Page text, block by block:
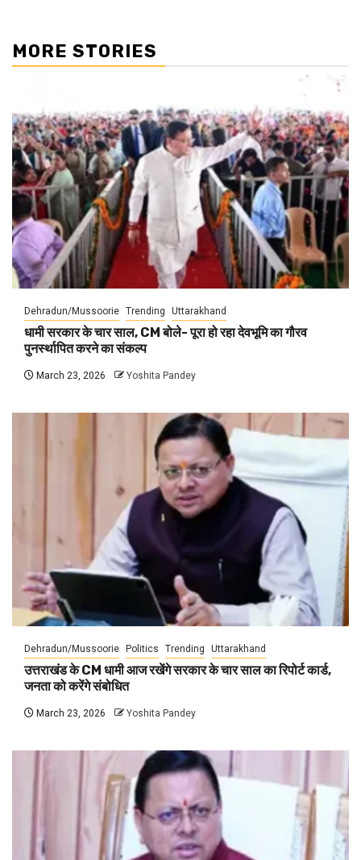
MORE STORIES
Dehradun/Mussoorie Trending Uttarakhand
धामी सरकार के चार साल, CM बोले- पूरा हो रहा देवभूमि का गौरव
पुनर्स्थापित करने का संकल्प
March 23, 2026 Yoshita Pandey
Dehradun/Mussoorie Politics Trending Uttarakhand
उत्तराखंड के CM धामी आज रखेंगे सरकार के चार साल का रिपोर्ट कार्ड,
जनता को करेंगे संबोधित
March 23, 2026 Yoshita Pandey